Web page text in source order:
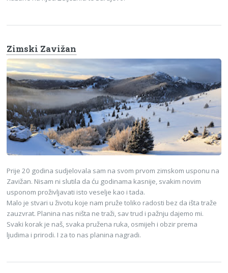
Zimski Zavižan
Prije 20 godina sudjelovala sam na svom prvom zimskom usponu na
Zavižan. Nisam ni slutila da ću godinama kasnije, svakim novim
usponom proživljavati isto veselje kao i tada.
Malo je stvari u životu koje nam pruže toliko radosti bez da išta traže
zauzvrat. Planina nas ništa ne traži, sav trud i pažnju dajemo mi.
Svaki korak je naš, svaka pružena ruka, osmijeh i obzir prema
ljudima i prirodi. I za to nas planina nagradi.